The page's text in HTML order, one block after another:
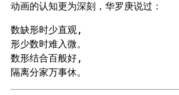
动画的认知更为深刻， 华罗庚说过：
数缺形时少直观,
形少数时难入微。
数形结合百般好,